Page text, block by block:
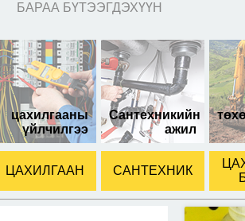
БАРАА БҮТЭЭГДЭХҮҮН
цахилгааны
үйлчилгээ
Сантехникийн
ажил
ЦАХИЛГААН САНТЕХНИК
Боронз